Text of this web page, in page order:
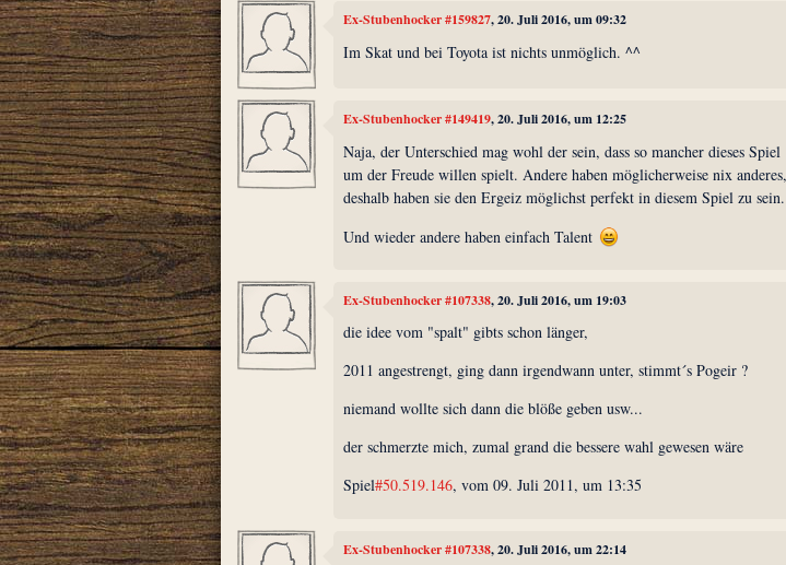
Ex-Stubenhocker #159827, 20. Juli 2016, um 09:32
Im Skat und bei Toyota ist nichts unmöglich. ^^
Ex-Stubenhocker #149419, 20. Juli 2016, um 12:25
Naja, der Unterschied mag wohl der sein, dass so mancher dieses Spiel
um der Freude willen spielt. Andere haben möglicherweise nix anderes,
deshalb haben sie den Ergeiz möglichst perfekt in diesem Spiel zu sein.
Und wieder andere haben einfach Talent
Ex-Stubenhocker #107338, 20. Juli 2016, um 19:03
die idee vom "spalt" gibts schon länger,
2011 angestrengt, ging dann irgendwann unter, stimmt´s Pogeir ?
niemand wollte sich dann die blöße geben usw...
der schmerzte mich, zumal grand die bessere wahl gewesen wäre
Spiel#50.519.146, vom 09. Juli 2011, um 13:35
Ex-Stubenhocker #107338, 20. Juli 2016, um 22:14